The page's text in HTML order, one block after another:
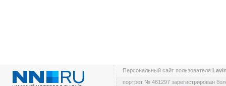
Персональный сайт пользователя
портрет № 461297 зарегистрирован